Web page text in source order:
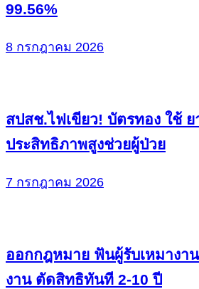
99.56%
8 กรกฎาคม 2026
สปสช.ไฟเขียว! บัตรทอง ใช้ ย
ประสิทธิภาพสูงช่วยผู้ป่วย
7 กรกฎาคม 2026
ออกกฎหมาย ฟันผู้รับเหมางา
งาน ตัดสิทธิทันที 2-10 ปี